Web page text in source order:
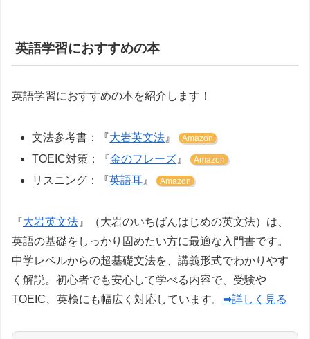
英語学習におすすめの本
英語学習におすすめの本を紹介します！
文法参考書：『大岩英文法 』 Amazon
TOEIC対策：『金のフレーズ 』 Amazon
リスニング：『英語耳 』 Amazon
『大岩英文法 』（大岩のいちばんはじめの英文法）は、
英語の基礎をしっかり固めたい方に最適な入門書です。
中学レベルからの超基礎文法を、講義形式でわかりやす
く解説。初心者でも安心して学べる内容で、受験や
TOEIC、英検にも幅広く対応しています。 ➡詳しく見る